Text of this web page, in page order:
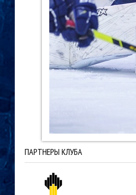
ПАРТНЕРЫ КЛУБА